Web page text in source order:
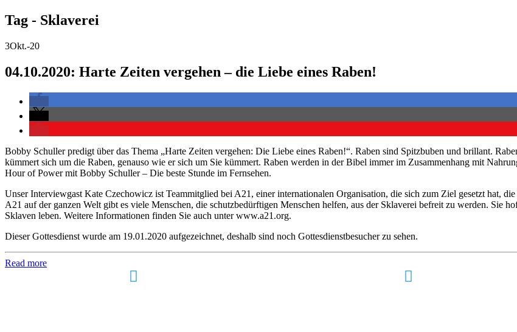
Tag - Sklaverei
3Okt.-20
04.10.2020: Harte Zeiten vergehen – die Liebe eines Raben!
Bobby Schuller predigt über das Thema „Harte Zeiten vergehen: Die Liebe eines Raben!“. Raben sind Spitzbuben und brillant.
kümmert sich um die Raben, genauso wie er sich um Sie kümmert. Raben werden in der Bibel immer im Zusammenhang mit
Hour of Power mit Bobby Schuller – Die beste Stunde im Fernsehen.
Unser Interviewgast Kate Czechowicz ist Teammitglied bei A21, einer internationalen Organisation, die sich zum Ziel gesetzt hat,
A21 auf der ganzen Welt gibt es viele Menschen, die schutzbedürftigen Menschen helfen, aus der Sklaverei befreit zu werden. Sie
Sklaven leben. Weitere Informationen finden Sie auch unter www.a21.org.
Dieser Gottesdienst wurde am 19.01.2020 aufgezeichnet, deshalb sind noch Gottesdienstbesucher zu sehen.
Read more